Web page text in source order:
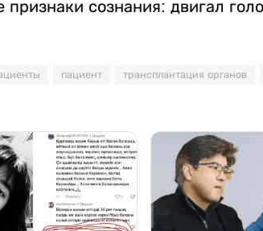
сознания: двигал
пациент трансплантация органов